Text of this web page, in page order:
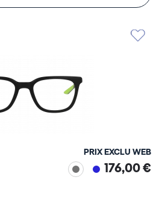
PRIX EXCLU WEB
176,00 €